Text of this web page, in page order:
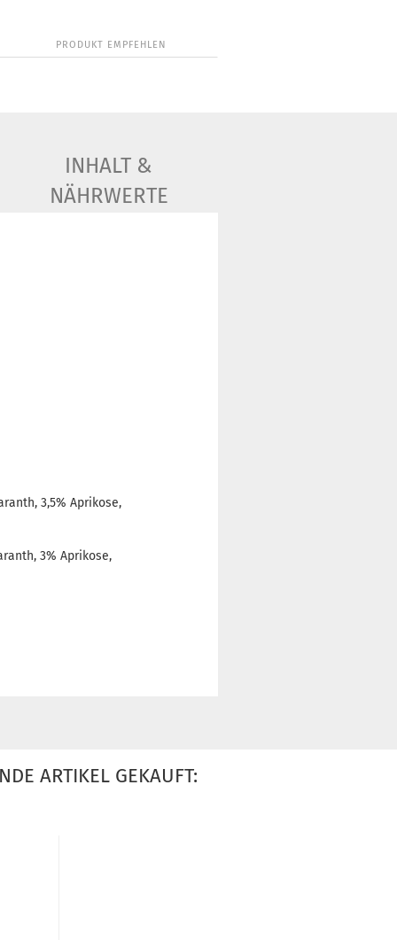
PRODUKT EMPFEHLEN
INHALT &
NÄHRWERTE
3,5% Aprikose,
3% Aprikose,
ARTIKEL GEKAUFT: